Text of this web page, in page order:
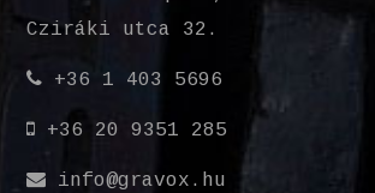
Cziráki utca 32.
+36 1 403 5696
+36 20 9351 285
info@gravox.hu